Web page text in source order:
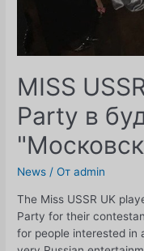
MISS
Party в
News / От admin
The Miss USSR UK
Party for their
for people interested in